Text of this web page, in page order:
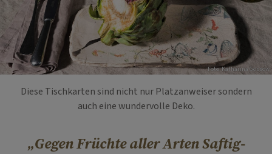
Foto: Katharina Gossow
Diese Tischkarten sind nicht nur Platzanweiser sondern
auch eine wundervolle Deko.
Gegen Früchte aller Arten Saftig-